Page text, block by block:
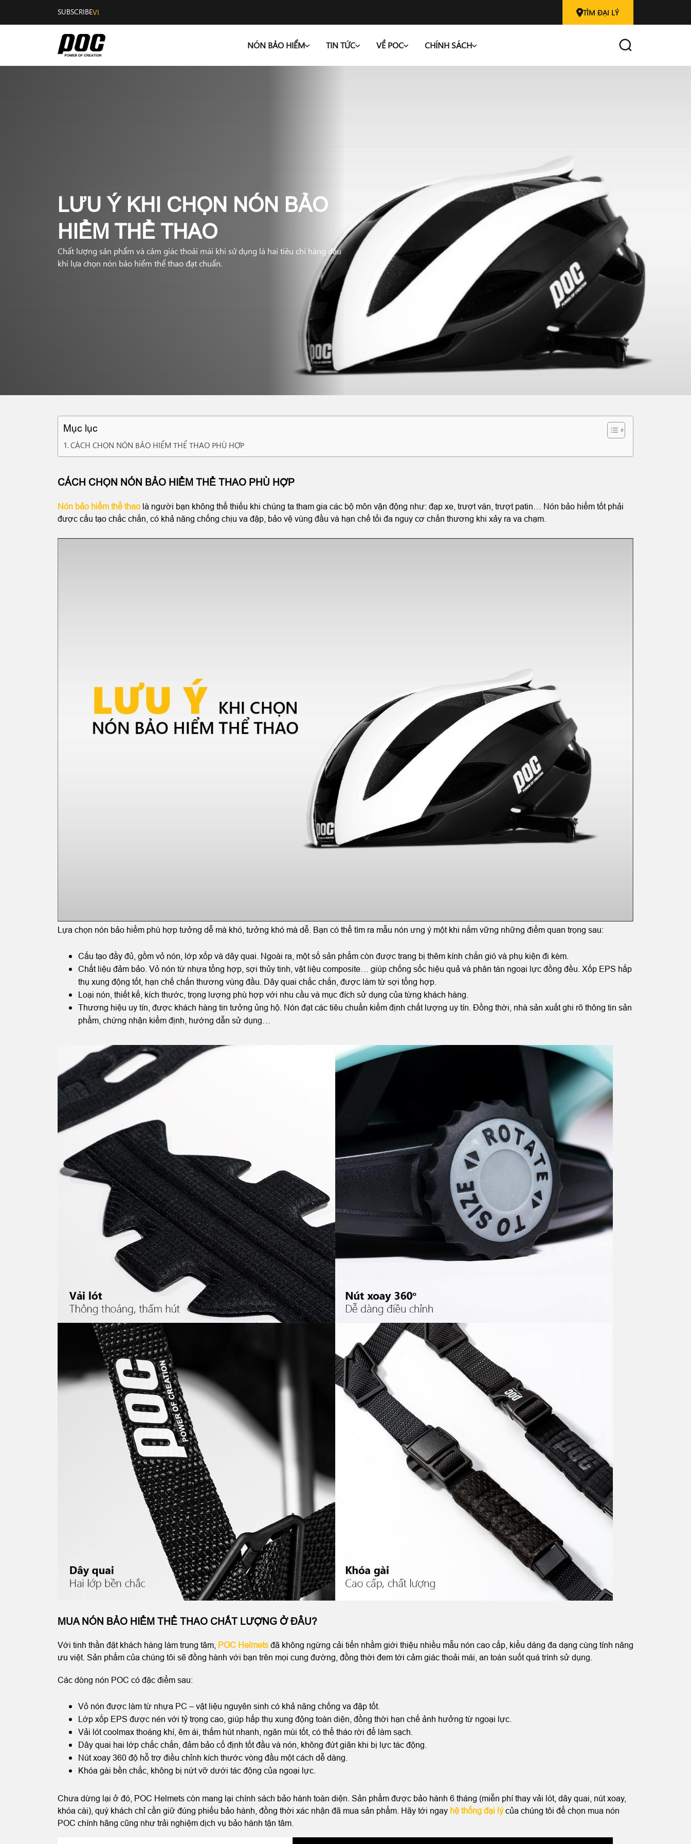
SUBSCRIBEVI TÌM ĐẠI LÝ
NÓN BẢO HIỂM TIN TỨC VỀ POC CHÍNH SÁCH
LƯU Ý KHI CHỌN NÓN BẢO
HIỂM THỂ THAO
Chất lượng sản phẩm và cảm giác thoải mái khi sử dụng là hai tiêu chí hàng đầu
khi lựa chọn nón bảo hiểm thể thao đạt chuẩn.
Mục lục
CÁCH CHỌN NÓN BẢO HIỂM THỂ THAO PHÙ HỢP
CÁCH CHỌN NÓN BẢO HIỂM THỂ THAO PHÙ HỢP
Nón bảo hiểm thể thao là người bạn không thể thiếu khi chúng ta tham gia các bộ môn vận động như: đạp xe, trượt ván, trượt patin… Nón bảo hiểm tốt phải
được cấu tạo chắc chắn, có khả năng chống chịu va đập, bảo vệ vùng đầu và hạn chế tối đa nguy cơ chấn thương khi xảy ra va chạm.
Lựa chọn nón bảo hiểm phù hợp tưởng dễ mà khó, tưởng khó mà dễ. Bạn có thể tìm ra mẫu nón ưng ý một khi nắm vững những điểm quan trọng sau:
Cấu tạo đầy đủ, gồm vỏ nón, lớp xốp và dây quai. Ngoài ra, một số sản phẩm còn được trang bị thêm kính chắn gió và phụ kiện đi kèm.
Chất liệu đảm bảo. Vỏ nón từ nhựa tổng hợp, sợi thủy tinh, vật liệu composite… giúp chống sốc hiệu quả và phân tán ngoại lực đồng đều. Xốp EPS hấp
thụ xung động tốt, hạn chế chấn thương vùng đầu. Dây quai chắc chắn, được làm từ sợi tổng hợp.
Loại nón, thiết kế, kích thước, trọng lượng phù hợp với nhu cầu và mục đích sử dụng của từng khách hàng.
Thương hiệu uy tín, được khách hàng tin tưởng ủng hộ. Nón đạt các tiêu chuẩn kiểm định chất lượng uy tín. Đồng thời, nhà sản xuất ghi rõ thông tin sản
phẩm, chứng nhận kiểm định, hướng dẫn sử dụng…
MUA NÓN BẢO HIỂM THỂ THAO CHẤT LƯỢNG Ở ĐÂU?
Với tinh thần đặt khách hàng làm trung tâm, POC Helmets đã không ngừng cải tiến nhằm giới thiệu nhiều mẫu nón cao cấp, kiểu dáng đa dạng cùng tính năng
ưu việt. Sản phẩm của chúng tôi sẽ đồng hành với bạn trên mọi cung đường, đồng thời đem tới cảm giác thoải mái, an toàn suốt quá trình sử dụng.
Các dòng nón POC có đặc điểm sau:
Vỏ nón được làm từ nhựa PC – vật liệu nguyên sinh có khả năng chống va đập tốt.
Lớp xốp EPS được nén với tỷ trọng cao, giúp hấp thụ xung động toàn diện, đồng thời hạn chế ảnh hưởng từ ngoại lực.
Vải lót coolmax thoáng khí, êm ái, thấm hút nhanh, ngăn mùi tốt, có thể tháo rời để làm sạch.
Dây quai hai lớp chắc chắn, đảm bảo cố định tốt đầu và nón, không đứt giãn khi bị lực tác động.
Nút xoay 360 độ hỗ trợ điều chỉnh kích thước vòng đầu một cách dễ dàng.
Khóa gài bền chắc, không bị nứt vỡ dưới tác động của ngoại lực.
Chưa dừng lại ở đó, POC Helmets còn mang lại chính sách bảo hành toàn diện. Sản phẩm được bảo hành 6 tháng (miễn phí thay vải lót, dây quai, nút xoay,
khóa cài), quý khách chỉ cần giữ đúng phiếu bảo hành, đồng thời xác nhận đã mua sản phẩm. Hãy tới ngay hệ thống đại lýcủa chúng tôi để chọn mua nón
POC chính hãng cũng như trải nghiệm dịch vụ bảo hành tận tâm.